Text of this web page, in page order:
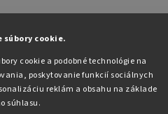
súbory cookie.
cookie a podobné technológie na
poskytovanie funkcií sociálnych
reklám a obsahu na základe
súhlasu.